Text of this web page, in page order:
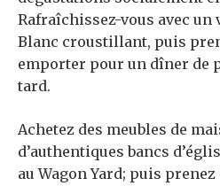
Rafraîchissez-vous avec un
Blanc croustillant, puis
emporter pour un dîner de
tard.
Achetez des meubles de
d’authentiques bancs
au Wagon Yard; puis